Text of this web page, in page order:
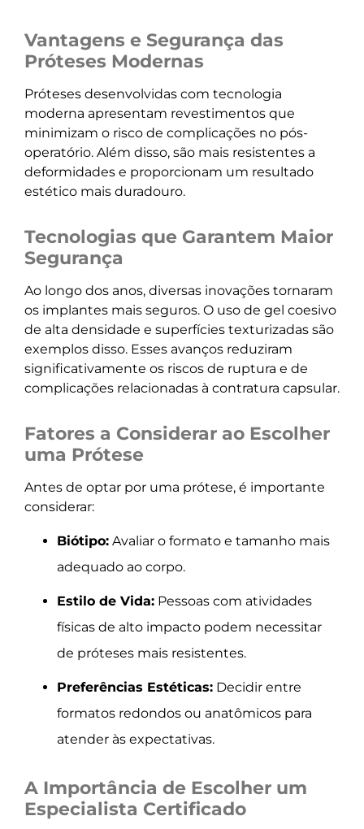
Vantagens e Segurança das
Próteses Modernas
Próteses desenvolvidas com tecnologia
moderna apresentam revestimentos que
minimizam o risco de complicações no pós-
operatório. Além disso, são mais resistentes a
deformidades e proporcionam um resultado
estético mais duradouro.
Tecnologias que Garantem Maior
Segurança
Ao longo dos anos, diversas inovações tornaram
os implantes mais seguros. O uso de gel coesivo
de alta densidade e superfícies texturizadas são
exemplos disso. Esses avanços reduziram
significativamente os riscos de ruptura e de
complicações relacionadas à contratura capsular.
Fatores a Considerar ao Escolher
uma Prótese
Antes de optar por uma prótese, é importante
considerar:
Biótipo: Avaliar o formato e tamanho mais
adequado ao corpo.
Estilo de Vida: Pessoas com atividades
físicas de alto impacto podem necessitar
de próteses mais resistentes.
Preferências Estéticas: Decidir entre
formatos redondos ou anatômicos para
atender às expectativas.
A Importância de Escolher um
Especialista Certificado